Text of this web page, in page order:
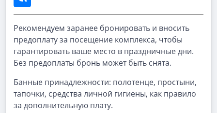
Рекомендуем заранее бронировать и вносить
предоплату за посещение комплекса, чтобы
гарантировать ваше место в праздничные дни.
Без предоплаты бронь может быть снята.
Банные принадлежности: полотенце, простыни,
тапочки, средства личной гигиены, как правило
за дополнительную плату.